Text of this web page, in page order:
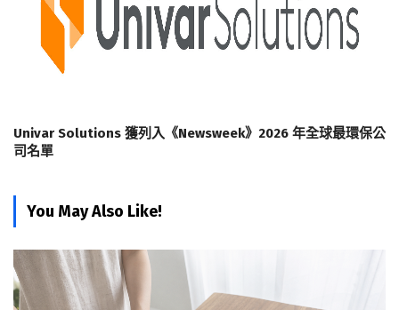
Univar Solutions 獲列入《Newsweek》2026 年全球最環保公
司名單
You May Also Like!